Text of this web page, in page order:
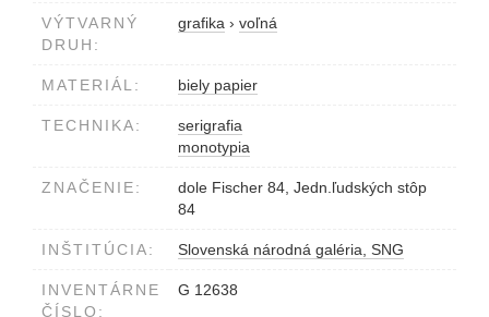
VÝTVARNÝ
DRUH:
grafika › voľná
MATERIÁL: biely papier
TECHNIKA:
serigrafia
monotypia
ZNAČENIE:
dole Fischer 84, Jedn.ľudských stôp
84
INŠTITÚCIA: Slovenská národná galéria, SNG
INVENTÁRNE
ČÍSLO:
G 12638